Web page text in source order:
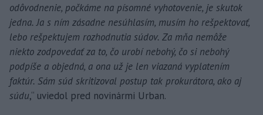
odôvodnenie, počkáme na písomné vyhotovenie, je skutok
jedna. Ja s ním zásadne nesúhlasím, musím ho rešpektovať,
lebo rešpektujem rozhodnutia súdov. Za mňa nemôže
niekto zodpovedať za to, čo urobí nebohý, čo si nebohý
podpíše a objedná, a ona už je len viazaná vyplatením
faktúr. Sám súd skritizoval postup tak prokurátora, ako aj
súdu,“ uviedol pred novinármi Urban.